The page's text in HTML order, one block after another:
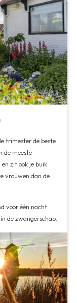
trimester de beste
de meeste
zit ook je buik
vrouwen dan de
voor één nacht
de zwangerschap.